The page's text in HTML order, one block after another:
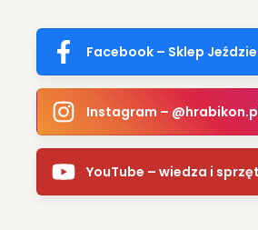
119.00 zł 149.00 zł
Facebook – Sklep
Instagram –
YouTube – wiedza i sprzęt